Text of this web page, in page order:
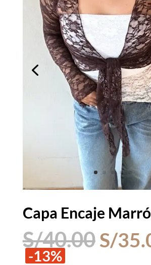
Capa Encaje
S/40.00 El
S/
-13%